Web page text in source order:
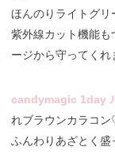
ほんのりライトグリ
紫外線カット機能
ージから守ってくれ
candymagic 1day
れブラウンカラコ
ふんわりあざとく盛